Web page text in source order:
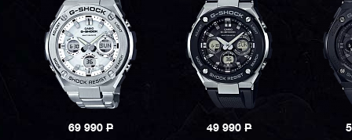
69 990P 49 990P